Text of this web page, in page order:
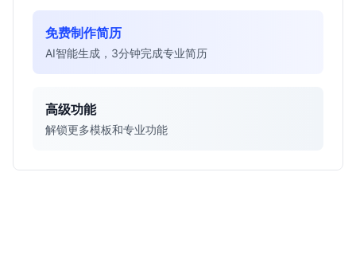
免费制作简历
AI智能生成，3分钟完成专业简历
高级功能
解锁更多模板和专业功能